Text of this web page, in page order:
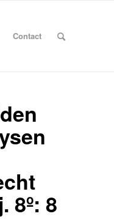
Contact
8º: 8